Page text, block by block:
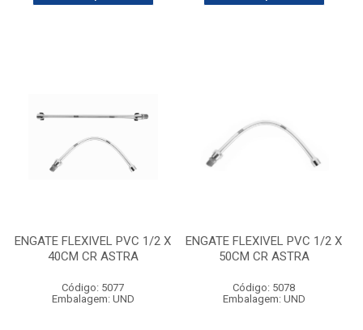
ENGATE FLEXIVEL PVC 1/2 X
40CM CR ASTRA
Código: 5077
Embalagem: UND
ENGATE FLEXIVEL PVC 1/2 X
50CM CR ASTRA
Código: 5078
Embalagem: UND